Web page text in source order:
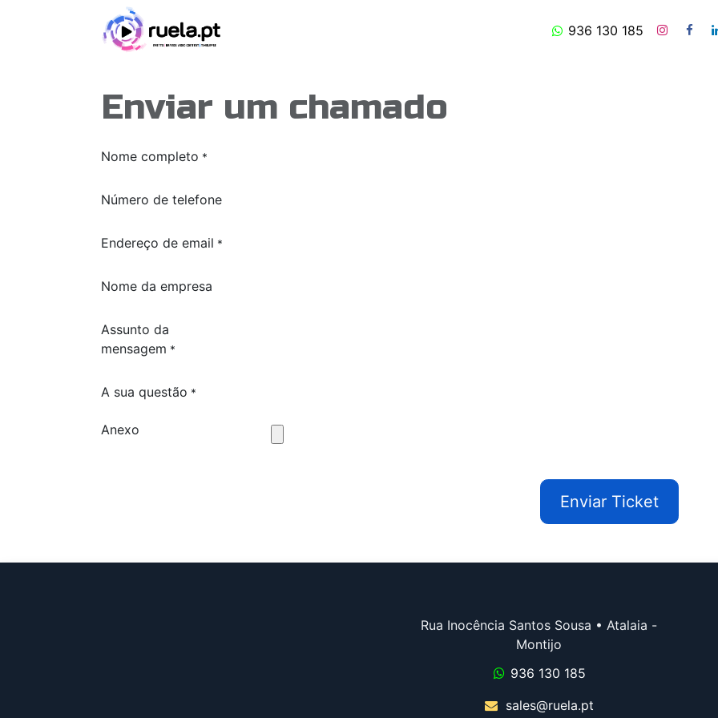
Pular para o conteúdo
Produção de Vídeo Sobre Nós
936 130 185
Enviar um chamado
Nome completo *
Número de telefone
Endereço de email *
Nome da empresa
Assunto da
mensagem *
A sua questão *
Anexo
Enviar Ticket
Rua Inocência Santos Sousa • Atalaia -
Montijo
936 130 185
sales@ruela.pt